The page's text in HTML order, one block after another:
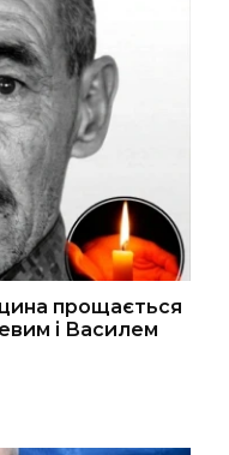
прощається
і Василем